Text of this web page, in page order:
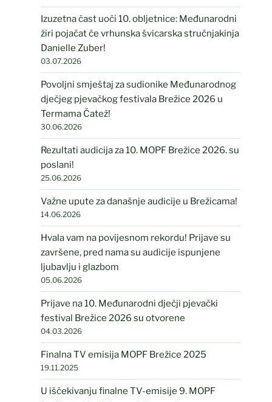
Izuzetna čast uoči 10. obljetnice: Međunarodni
žiri pojačat će vrhunska švicarska stručnjakinja
Danielle Zuber!
03.07.2026
Povoljni smještaj za sudionike Međunarodnog
dječjeg pjevačkog festivala Brežice 2026 u
Termama Čatež!
30.06.2026
Rezultati audicija za 10. MOPF Brežice 2026. su
poslani!
25.06.2026
Važne upute za današnje audicije u Brežicama!
14.06.2026
Hvala vam na povijesnom rekordu! Prijave su
završene, pred nama su audicije ispunjene
ljubavlju i glazbom
05.06.2026
Prijave na 10. Međunarodni dječji pjevački
festival Brežice 2026 su otvorene
04.03.2026
Finalna TV emisija MOPF Brežice 2025
19.11.2025
U iščekivanju finalne TV-emisije 9. MOPF